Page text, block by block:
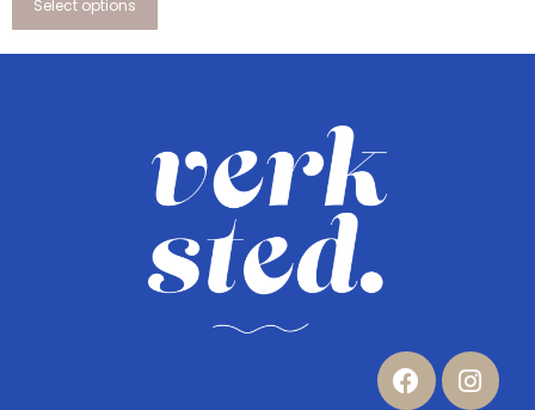
Select options